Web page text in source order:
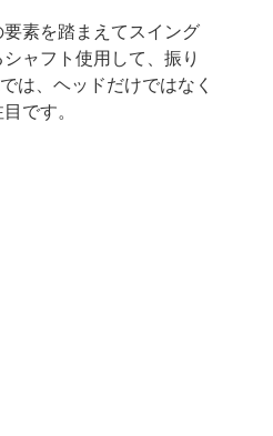
素を踏まえてスイング
ャフト使用して、振り
は、ヘッドだけではなく
です。